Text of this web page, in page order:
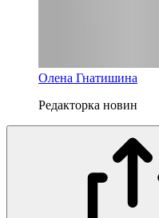
Олена Гнатишина
Редакторка новин